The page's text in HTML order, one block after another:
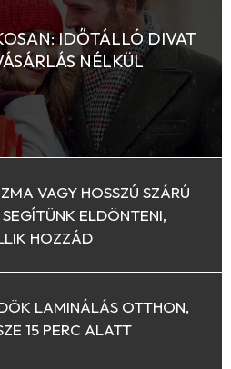
IDŐTÁLLÓ DIVAT
NÉLKÜL
VAGY HOSSZÚ SZÁRÚ
ELDÖNTENI,
HOZZÁD
LAMINÁLÁS OTTHON,
15 PERC ALATT